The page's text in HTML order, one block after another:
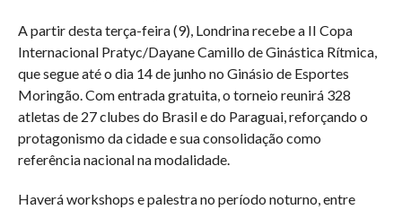
A partir desta terça-feira (9), Londrina recebe a II Copa
Internacional Pratyc/Dayane Camillo de Ginástica Rítmica,
que segue até o dia 14 de junho no Ginásio de Esportes
Moringão. Com entrada gratuita, o torneio reunirá 328
atletas de 27 clubes do Brasil e do Paraguai, reforçando o
protagonismo da cidade e sua consolidação como
referência nacional na modalidade.
Haverá workshops e palestra no período noturno, entre